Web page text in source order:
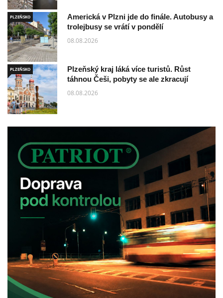
PLZEŇSKO
Americká v Plzni jde do finále. Autobusy a
trolejbusy se vrátí v pondělí
08.08.2026
PLZEŇSKO
Plzeňský kraj láká více turistů. Růst
táhnou Češi, pobyty se ale zkracují
08.08.2026